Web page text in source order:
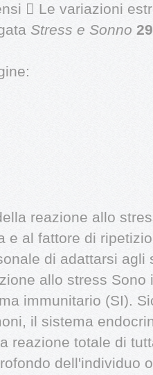
 Le variazioni
Stress e Sonno
reazione allo
e al fattore di
di adattarsi agli
allo stress
immunitario (SI).
il sistema
reazione totale di
dell'individuo